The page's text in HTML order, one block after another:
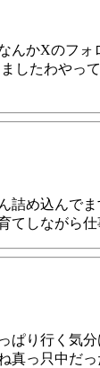
かXのフ
たわや
め込んで
てしながら
り行く気
っ只中だ